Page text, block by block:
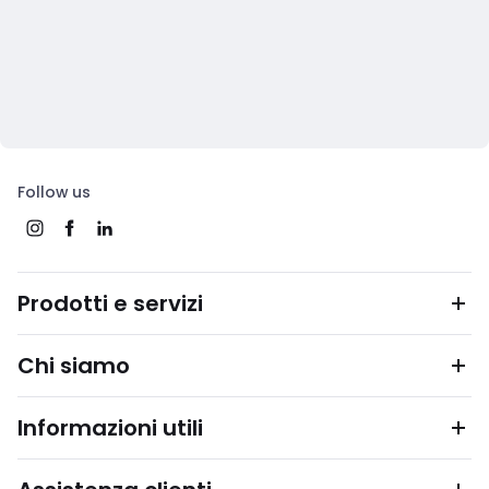
Follow us
Prodotti e servizi
Chi siamo
Informazioni utili